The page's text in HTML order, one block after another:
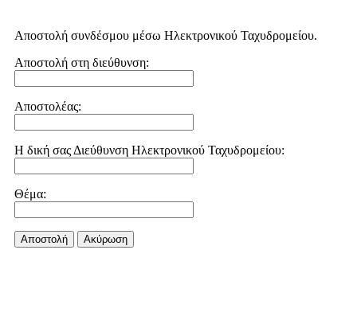
Αποστολή συνδέσμου μέσω Ηλεκτρονικού Ταχυδρομείου.
Αποστολή στη διεύθυνση:
Αποστολέας:
Η δική σας Διεύθυνση Ηλεκτρονικού Ταχυδρομείου:
Θέμα:
Αποστολή Aκύρωση